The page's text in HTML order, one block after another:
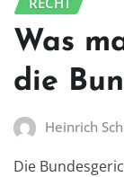
Was
die
Heinrich
Die